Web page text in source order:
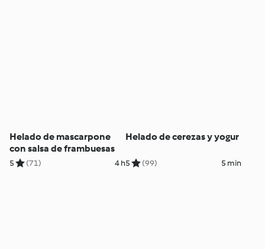
Helado de mascarpone
con salsa de frambuesas
5 (71) 4 h
Helado de cerezas y yogur
5 (99) 5 min